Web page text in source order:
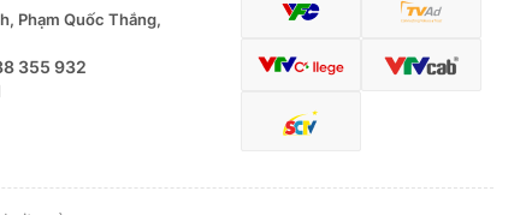
Phạm Quốc Thắng,
355 932